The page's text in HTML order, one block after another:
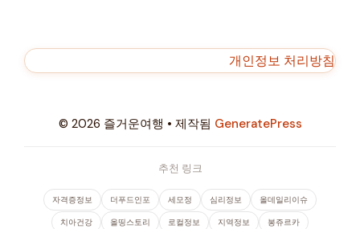
개인정보 처리방침
© 2026 즐거운여행 • 제작됨 GeneratePress
추천 링크
자격증정보 더푸드인포 세모정 심리정보 올데일리이슈
치아건강 올띵스토리 로컬정보 지역정보 봉쥬르카